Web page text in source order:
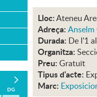
DG
Lloc:Ateneu
Adreça: Anselm
Durada: De l'1
Organitza:
Preu: Gratuït
Tipus d'acte:
Marc: